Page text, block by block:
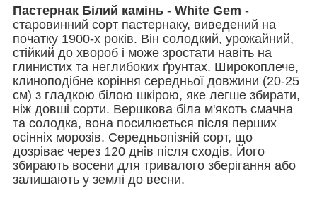
Пастернак Білий камінь - White Gem -
старовинний сорт пастернаку, виведений на
початку 1900-х років. Він солодкий, урожайний,
стійкий до хвороб і може зростати навіть на
глинистих та неглибоких ґрунтах. Широкоплече,
клиноподібне коріння середньої довжини (20-25
см) з гладкою білою шкірою, яке легше збирати,
ніж довші сорти. Вершкова біла м'якоть смачна
та солодка, вона посилюється після перших
осінніх морозів. Середньопізній сорт, що
дозріває через 120 днів після сходів. Його
збирають восени для тривалого зберігання або
залишають у землі до весни.